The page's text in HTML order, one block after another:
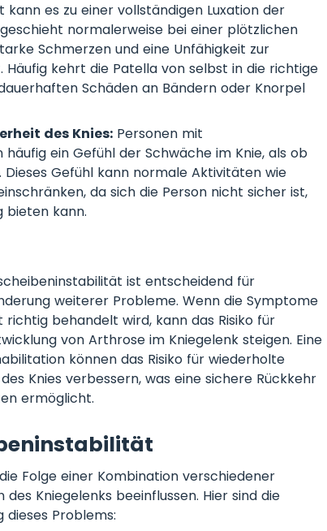
es zu einer vollständigen Luxation der
normalerweise bei einer plötzlichen
Schmerzen und eine Unfähigkeit zur
kehrt die Patella von selbst in die richtige
Schäden an Bändern oder Knorpel
des Knies:Personen mit
ein Gefühl der Schwäche im Knie, als ob
Dieses Gefühl kann normale Aktivitäten wie
da sich die Person nicht sicher ist,
bieten kann.
ist entscheidend für
weiterer Probleme. Wenn die Symptome
behandelt wird, kann das Risiko für
von Arthrose im Kniegelenk steigen. Eine
können das Risiko für wiederholte
Knies verbessern, was eine sichere Rückkehr
ermöglicht.
Folge einer Kombination verschiedener
Kniegelenks beeinflussen. Hier sind die
dieses Problems: